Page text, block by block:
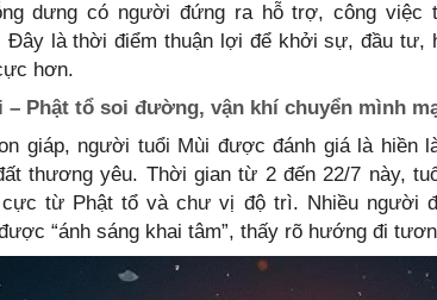
dưng có người đứng ra hỗ trợ, công việc
Đây là thời điểm thuận lợi để khởi sự, đầu tư,
hơn.
– Phật tổ soi đường, vận khí chuyển mình
giáp, người tuổi Mùi được đánh giá là hiền
thương yêu. Thời gian từ 2 đến 22/7 này,
từ Phật tổ và chư vị độ trì. Nhiều người
“ánh sáng khai tâm”, thấy rõ hướng đi